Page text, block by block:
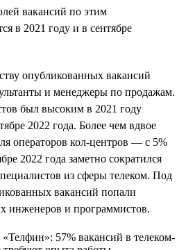
вакансий по этим
в 2021 году и в сентябре
опубликованных вакансий
и менеджеры по продажам.
был высоким в 2021 году
2022 года. Более чем вдвое
операторов кол-центров — с 5%
2022 года заметно сократился
из сферы телеком. Под
вакансий попали
инженеров и программистов.